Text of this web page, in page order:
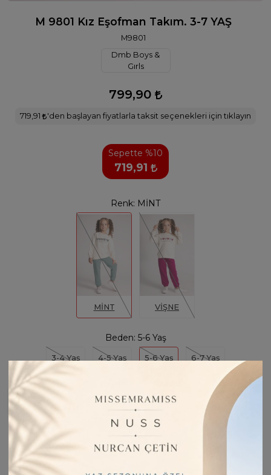
M 9801 Kız Eşofman Takım. 3-7 YAŞ
M9801
Dmb Boys &
Gırls
799,90
719,91 'den başlayan fiyatlarla taksit seçenekleri için tıklayın
Sepette %10
719,91
Renk: MİNT
MİNT VİŞNE
Beden: 5-6 Yaş
3-4 Yaş 4-5 Yaş 5-6 Yaş 6-7 Yaş
Fiyatı Düşünce Haber Ver